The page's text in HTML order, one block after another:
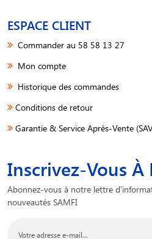
ESPACE CLIENT
Commander au 58 58 13 27
Mon compte
Historique des commandes
Conditions de retour
Garantie & Service Après-Vente
Inscrivez-Vous À
Abonnez-vous à notre lettre
nouveautés SAMFI